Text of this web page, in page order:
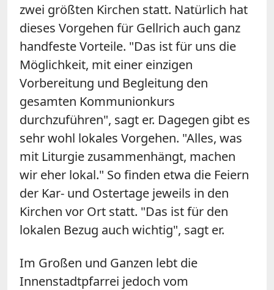
zwei größten Kirchen statt. Natürlich hat
dieses Vorgehen für Gellrich auch ganz
handfeste Vorteile. "Das ist für uns die
Möglichkeit, mit einer einzigen
Vorbereitung und Begleitung den
gesamten Kommunionkurs
durchzuführen", sagt er. Dagegen gibt es
sehr wohl lokales Vorgehen. "Alles, was
mit Liturgie zusammenhängt, machen
wir eher lokal." So finden etwa die Feiern
der Kar- und Ostertage jeweils in den
Kirchen vor Ort statt. "Das ist für den
lokalen Bezug auch wichtig", sagt er.
Im Großen und Ganzen lebt die
Innenstadtpfarrei jedoch vom